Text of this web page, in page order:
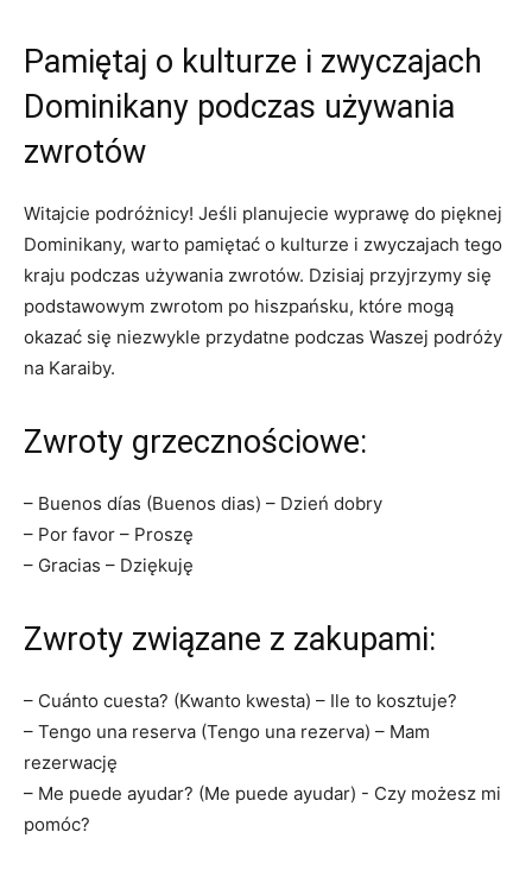
Pamiętaj o kulturze i zwyczajach
Dominikany podczas używania
zwrotów
Witajcie podróżnicy! Jeśli planujecie wyprawę do pięknej
⁤Dominikany, warto pamiętać o kulturze i zwyczajach tego‌
kraju podczas używania zwrotów. Dzisiaj przyjrzymy się
podstawowym zwrotom‍ po hiszpańsku, które mogą
okazać ​się niezwykle przydatne podczas Waszej podróży
na Karaiby.
Zwroty grzecznościowe:
– Buenos días (Buenos dias) – Dzień dobry
– Por⁣ favor – Proszę
– Gracias – Dziękuję
Zwroty związane z zakupami:
– Cuánto cuesta? (Kwanto ‌kwesta) – Ile to kosztuje?
– Tengo una reserva (Tengo una rezerva) – Mam
rezerwację
– Me puede ayudar? (Me ⁤puede ayudar) ​- Czy możesz mi
pomóc?